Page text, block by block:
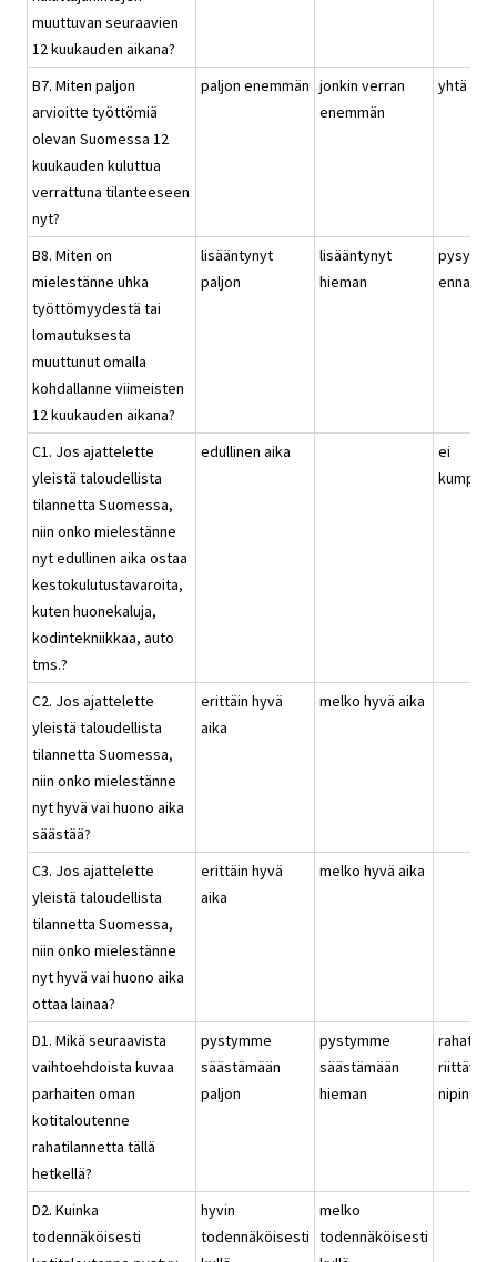
muuttuvan seuraavien
12 kuukauden aikana?
B7. Miten paljon
arvioitte työttömiä
olevan Suomessa 12
kuukauden kuluttua
verrattuna tilanteeseen
nyt?
paljon enemmän jonkin verran
enemmän
yhtä
B8. Miten on
mielestänne uhka
työttömyydestä tai
lomautuksesta
muuttunut omalla
kohdallanne viimeisten
12 kuukauden aikana?
lisääntynyt
paljon
lisääntynyt
hieman
pysynyt
C1. Jos ajattelette
yleistä taloudellista
tilannetta Suomessa,
niin onko mielestänne
nyt edullinen aika ostaa
kestokulutustavaroita,
kuten huonekaluja,
kodintekniikkaa, auto
tms.?
edullinen aika
ei
C2. Jos ajattelette
yleistä taloudellista
tilannetta Suomessa,
niin onko mielestänne
nyt hyvä vai huono aika
säästää?
erittäin hyvä
aika
melko hyvä aika
C3. Jos ajattelette
yleistä taloudellista
tilannetta Suomessa,
niin onko mielestänne
nyt hyvä vai huono aika
ottaa lainaa?
erittäin hyvä
aika
melko hyvä aika
D1. Mikä seuraavista
vaihtoehdoista kuvaa
parhaiten oman
kotitaloutenne
rahatilannetta tällä
hetkellä?
pystymme
säästämään
paljon
pystymme
säästämään
hieman
rahat
riittävät
nipin
D2. Kuinka
todennäköisesti
hyvin
todennäköisesti
melko
todennäköisesti